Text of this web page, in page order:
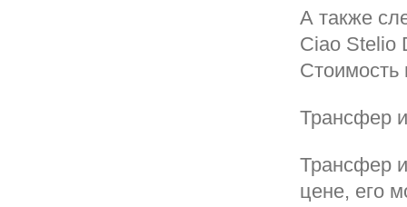
А также
Ciao Stelio
Стоимость
Трансфер
Трансфер
цене, его